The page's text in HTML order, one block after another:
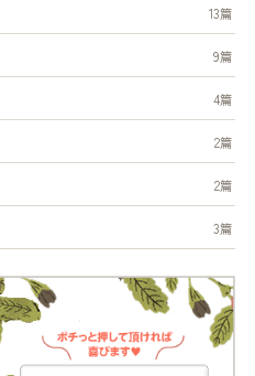
13篇
9篇
4篇
2篇
2篇
3篇